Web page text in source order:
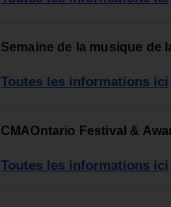
Semaine de la musique de
Toutes les informations ici
CMAOntario Festival &
Toutes les informations ici